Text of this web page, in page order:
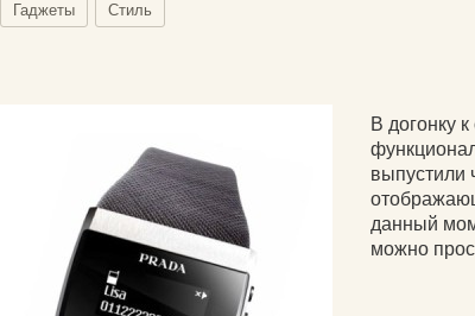
Гаджеты Стиль
В догонку
выпустили
данный
можно